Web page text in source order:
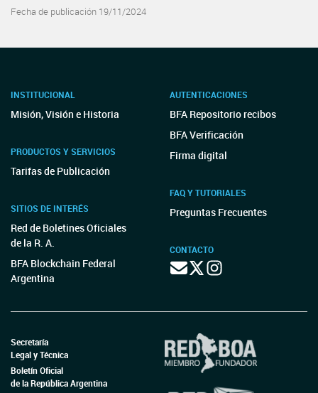
Fecha de publicación 19/11/2024
INSTITUCIONAL
Misión, Visión e Historia
PRODUCTOS Y SERVICIOS
Tarifas de Publicación
SITIOS DE INTERÉS
Red de Boletines Oficiales
de la R. A.
BFA Blockchain Federal
Argentina
AUTENTICACIONES
BFA Repositorio recibos
BFA Verificación
Firma digital
FAQ Y TUTORIALES
Preguntas Frecuentes
CONTACTO
Secretaría
Legal y Técnica
Boletín Oficial
de la República Argentina